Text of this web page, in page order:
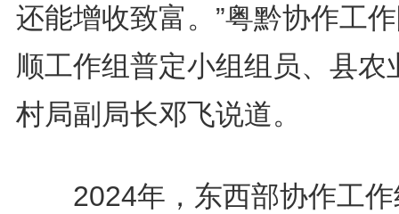
还能增收致富。”粤黔协作工
顺工作组普定小组组员、县农
村局副局长邓飞说道。
2024年，东西部协作工作